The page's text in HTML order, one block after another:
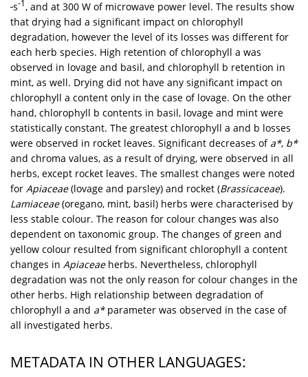
s-1, and at 300 W of microwave power level. The results show
that drying had a significant impact on chlorophyll
degradation, however the level of its losses was different for
each herb species. High retention of chlorophyll a was
observed in lovage and basil, and chlorophyll b retention in
mint, as well. Drying did not have any significant impact on
chlorophyll a content only in the case of lovage. On the other
hand, chlorophyll b contents in basil, lovage and mint were
statistically constant. The greatest chlorophyll a and b losses
were observed in rocket leaves. Significant decreases of a*, b*
and chroma values, as a result of drying, were observed in all
herbs, except rocket leaves. The smallest changes were noted
for Apiaceae(lovage and parsley) and rocket (Brassicaceae).
Lamiaceae(oregano, mint, basil) herbs were characterised by
less stable colour. The reason for colour changes was also
dependent on taxonomic group. The changes of green and
yellow colour resulted from significant chlorophyll a content
changes in Apiaceaeherbs. Nevertheless, chlorophyll
degradation was not the only reason for colour changes in the
other herbs. High relationship between degradation of
chlorophyll a and a* parameter was observed in the case of
all investigated herbs.
METADATA IN OTHER LANGUAGES: